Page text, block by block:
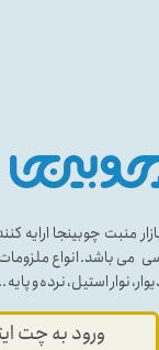
منبت چوبینجا ارایه
می باشد. انواع ملزومات
نوار استیل، نرده و
ورود به چت